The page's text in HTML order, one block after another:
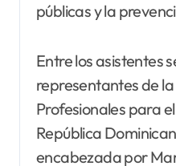
públicas y la
Entre los asistentes
representantes de
Profesionales para
República
encabezada por